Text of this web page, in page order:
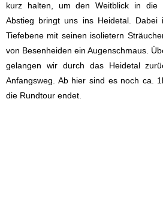
kurz halten, um den Weitblick in die
Abstieg bringt uns ins Heidetal.
Tiefebene mit seinen isolietern
von Besenheiden ein Augenschmaus.
gelangen wir durch das Heidetal
Anfangsweg. Ab hier sind es noch ca.
die Rundtour endet.